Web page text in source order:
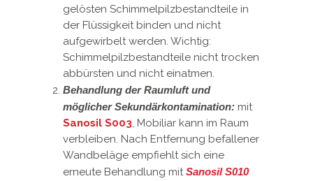
gelösten Schimmelpilzbestandteile in
der Flüssigkeit binden und nicht
aufgewirbelt werden. Wichtig:
Schimmelpilzbestandteile nicht trocken
abbürsten und nicht einatmen.
Behandlung der Raumluft und
möglicher Sekundärkontamination: mit
Sanosil S003, Mobiliar kann im Raum
verbleiben. Nach Entfernung befallener
Wandbeläge empfiehlt sich eine
erneute Behandlung mitSanosil S010